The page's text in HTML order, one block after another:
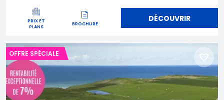
PRIX ET
PLANS
BROCHURE
DÉCOUVRIR
OFFRE SPÉCIALE